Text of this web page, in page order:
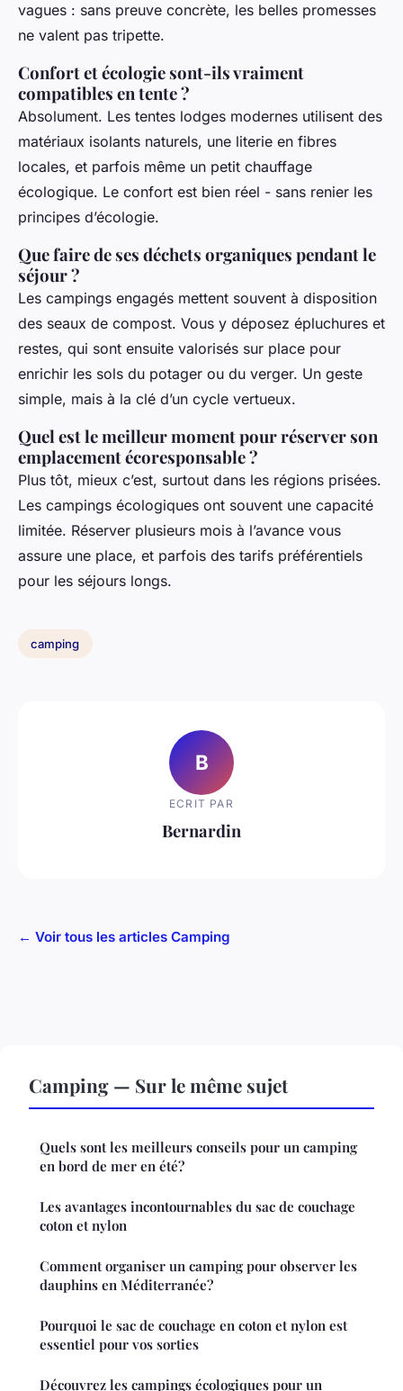
vagues : sans preuve concrète, les belles promesses
ne valent pas tripette.
Confort et écologie sont-ils vraiment
compatibles en tente ?
Absolument. Les tentes lodges modernes utilisent des
matériaux isolants naturels, une literie en fibres
locales, et parfois même un petit chauffage
écologique. Le confort est bien réel - sans renier les
principes d’écologie.
Que faire de ses déchets organiques pendant le
séjour ?
Les campings engagés mettent souvent à disposition
des seaux de compost. Vous y déposez épluchures et
restes, qui sont ensuite valorisés sur place pour
enrichir les sols du potager ou du verger. Un geste
simple, mais à la clé d’un cycle vertueux.
Quel est le meilleur moment pour réserver son
emplacement écoresponsable ?
Plus tôt, mieux c’est, surtout dans les régions prisées.
Les campings écologiques ont souvent une capacité
limitée. Réserver plusieurs mois à l’avance vous
assure une place, et parfois des tarifs préférentiels
pour les séjours longs.
camping
B
ECRIT PAR
Bernardin
← Voir tous les articles Camping
Camping — Sur le même sujet
Quels sont les meilleurs conseils pour un camping
en bord de mer en été?
Les avantages incontournables du sac de couchage
coton et nylon
Comment organiser un camping pour observer les
dauphins en Méditerranée?
Pourquoi le sac de couchage en coton et nylon est
essentiel pour vos sorties
Découvrez les campings écologiques pour un